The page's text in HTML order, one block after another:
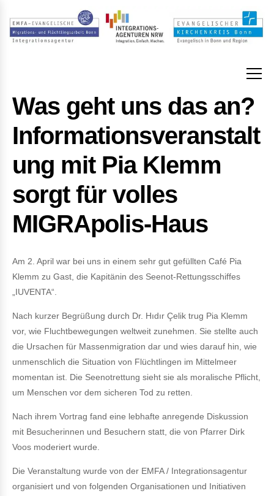
Was geht uns das an?
Informationsveranstalt
ung mit Pia Klemm
sorgt für volles
MIGRApolis-Haus
Am 2. April war bei uns in einem sehr gut gefüllten Café Pia
Klemm zu Gast, die Kapitänin des Seenot-Rettungsschiffes
„IUVENTA“.
Nach kurzer Begrüßung durch Dr. Hıdır Çelik trug Pia Klemm
vor, wie Fluchtbewegungen weltweit zunehmen. Sie stellte auch
die Ursachen für Massenmigration dar und wies darauf hin, wie
unmenschlich die Situation von Flüchtlingen im Mittelmeer
momentan ist. Die Seenotrettung sieht sie als moralische Pflicht,
um Menschen vor dem sicheren Tod zu retten.
Nach ihrem Vortrag fand eine lebhafte anregende Diskussion
mit Besucherinnen und Besuchern statt, die von Pfarrer Dirk
Voos moderiert wurde.
Die Veranstaltung wurde von der EMFA / Integrationsagentur
organisiert und von folgenden Organisationen und Initiativen